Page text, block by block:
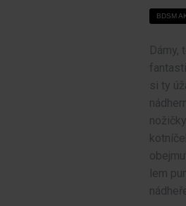
BDSM
Dámy,
si ty
lem